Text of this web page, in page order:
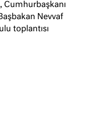
Cumhurbaşkanı
Nevvaf
toplantısı